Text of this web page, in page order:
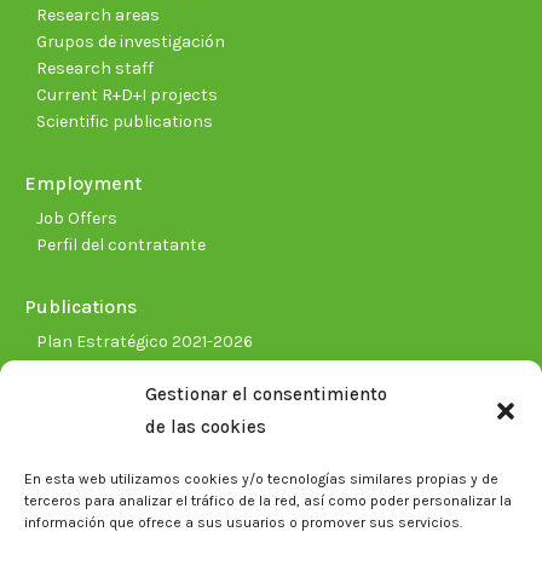
Gestionar el consentimiento
de las cookies
En esta web utilizamos cookies y/o tecnologías similares propias y de
terceros para analizar el tráfico de la red, así como poder personalizar la
información que ofrece a sus usuarios o promover sus servicios.
Research areas
Grupos de investigación
Research staff
Current R+D+I projects
Scientific publications
Employment
Job Offers
Perfil del contratante
Publications
Plan Estratégico 2021-2026
Biblioteca. Repositorio CITAREA
Eventos